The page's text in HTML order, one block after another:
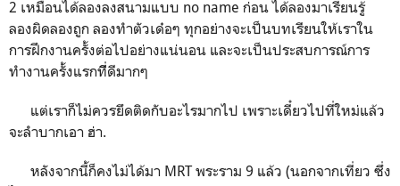
2 เหมือนได้ลองลงสนามแบบ no name ก่อน ได้ลองมาเรียนรู้
ลองผิดลองถูก ลองทำตัวเด๋อๆ ทุกอย่างจะเป็นบทเรียนให้เราใน
การฝึกงานครั้งต่อไปอย่างแน่นอน และจะเป็นประสบการณ์การ
ทำงานครั้งแรกที่ีดีมากๆ
แต่เราก็ไม่ควรยึดติดกับอะไรมากไป เพราะเดี๋ยวไปที่ใหม่แล้ว
จะลำบากเอา ฮ่า.
หลังจากนี้ก็คงไม่ได้มา MRT พระราม 9 แล้ว (นอกจากเที่ยว ซึ่ง